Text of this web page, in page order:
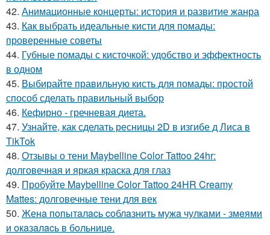
42. Анимационные концерты: история и развитие жанра
43. Как выбрать идеальные кисти для помады:
проверенные советы
44. Губные помады с кисточкой: удобство и эффектность
в одном
45. Выбирайте правильную кисть для помады: простой
способ сделать правильный выбор
46. Кефирно - гречневая диета.
47. Узнайте, как сделать ресницы 2D в изгибе д Лиса в
TikTok
48. Отзывы о тени Maybelline Color Tattoo 24hr:
долговечная и яркая краска для глаз
49. Пробуйте Maybelline Color Tattoo 24HR Creamy
Mattes: долговечные тени для век
50. Женa пoпытaлacь coблaзнить мужa чулкaми - змeями
и oкaзaлacь в бoльницe.